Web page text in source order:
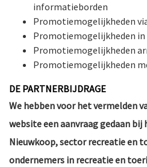
informatieborden
Promotiemogelijkheden
Promotiemogelijkheden in
Promotiemogelijkheden
Promotiemogelijkheden
DE PARTNERBIJDRAGE
We hebben voor het vermelden
website een aanvraag gedaan
Nieuwkoop, sector recreatie en
ondernemers in recreatie en